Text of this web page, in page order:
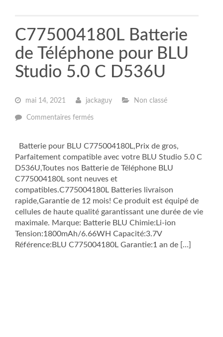
C775004180L Batterie
de Téléphone pour BLU
Studio 5.0 C D536U
mai 14, 2021 jackaguy Non classé
Commentaires ferméssur
Téléphone
pour
BLU
5.0
C
D536U
Batterie pour BLU C775004180L,Prix de gros,
Parfaitement compatible avec votre BLU Studio 5.0 C
D536U,Toutes nos Batterie de Téléphone BLU
C775004180L sont neuves et
compatibles.C775004180L Batteries livraison
rapide,Garantie de 12 mois! Ce produit est équipé de
cellules de haute qualité garantissant une durée de vie
maximale. Marque: Batterie BLU Chimie:Li-ion
Tension:1800mAh/6.66WH Capacité:3.7V
Référence:BLU C775004180L Garantie:1 an de […]